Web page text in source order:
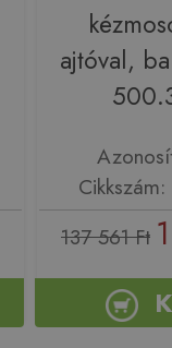
ajtóval,
137 561 Ft